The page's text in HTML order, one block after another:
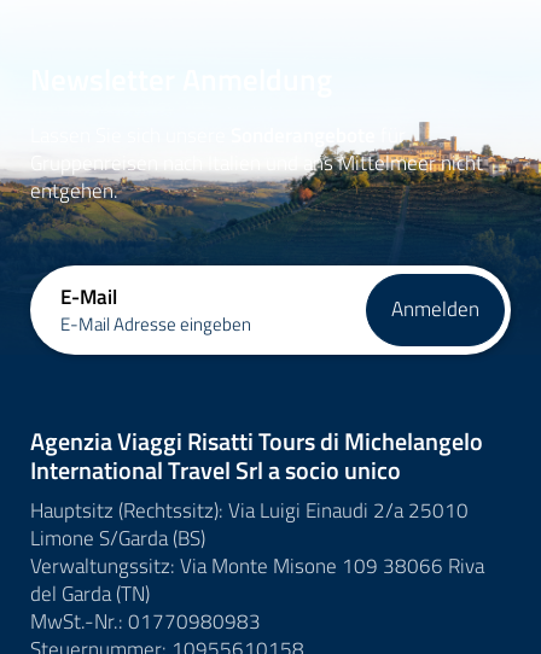
für
Gruppenreisen nach Italien und ans Mittelmeer nicht
entgehen.
E-Mail
E-Mail Adresse eingeben Anmelden
Agenzia Viaggi Risatti Tours di Michelangelo
International Travel Srl a socio unico
Hauptsitz (Rechtssitz): Via Luigi Einaudi 2/a 25010
Limone S/Garda (BS)
Verwaltungssitz: Via Monte Misone 109 38066 Riva
del Garda (TN)
MwSt.-Nr.: 01770980983